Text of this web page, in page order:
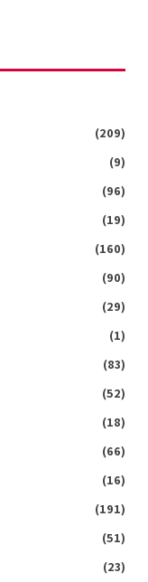
(209)
(9)
(96)
(19)
(160)
(90)
(29)
(1)
(83)
(52)
(18)
(66)
(16)
(191)
(51)
(23)